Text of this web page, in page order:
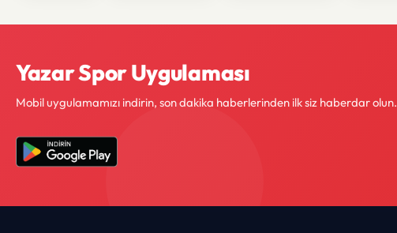
Yazar Spor Uygulaması
Mobil uygulamamızı indirin, son dakika haberlerinden ilk siz haberdar olun.